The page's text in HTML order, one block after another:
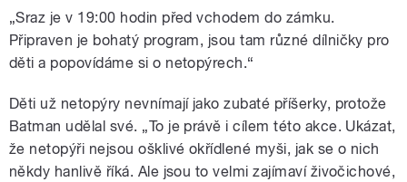
„Sraz je v 19:00 hodin před vchodem do zámku.
Připraven je bohatý program, jsou tam různé dílničky pro
děti a popovídáme si o netopýrech.“
Děti už netopýry nevnímají jako zubaté příšerky, protože
Batman udělal své. „To je právě i cílem této akce. Ukázat,
že netopýři nejsou ošklivé okřídlené myši, jak se o nich
někdy hanlivě říká. Ale jsou to velmi zajímaví živočichové,